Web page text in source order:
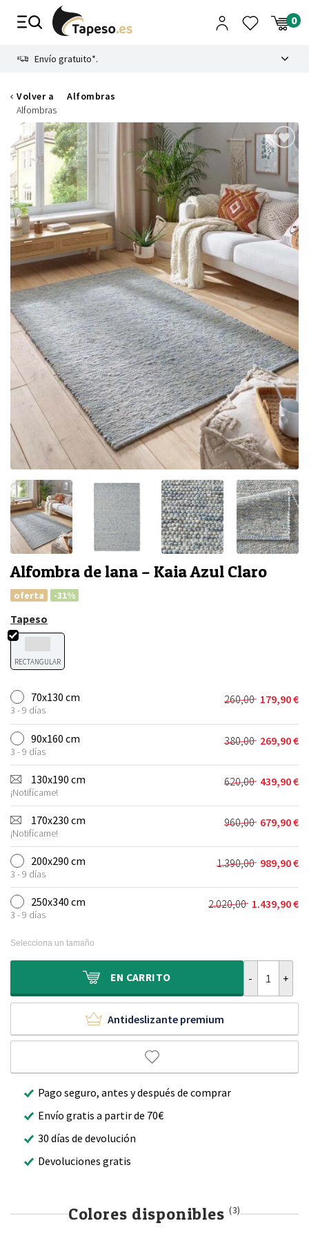
Envío gratuito*.
Volver a
Alfombras
Alfombras
Alfombra de lana – Kaia Azul Claro
oferta -31%
Tapeso
RECTANGULAR
70x130 cm
3 - 9 días
260,00
El
precio
original
era:
260,00 €.
179,90€
El
precio
actual
es:
179,90 €.
90x160 cm
3 - 9 días
380,00
El
precio
original
era:
380,00 €.
269,90€
El
precio
actual
es:
269,90 €.
130x190 cm
¡Notifícame!
620,00
El
precio
original
era:
620,00 €.
439,90€
El
precio
actual
es:
439,90 €.
170x230 cm
¡Notifícame!
960,00
El
precio
original
era:
960,00 €.
679,90€
El
precio
actual
es:
679,90 €.
200x290 cm
3 - 9 días
1.390,00
El
precio
original
era:
989,90€
El
precio
actual
es:
250x340 cm
3 - 9 días
2.020,00
El
2.020,00 €.
1.439,90€
El
1.439,90 €.
Selecciona un tamaño
EN CARRITO
Antideslizante premium
Pago seguro, antes y después de comprar
Envío gratis a partir de 70€
30 días de devolución
Devoluciones gratis
Colores disponibles (3)